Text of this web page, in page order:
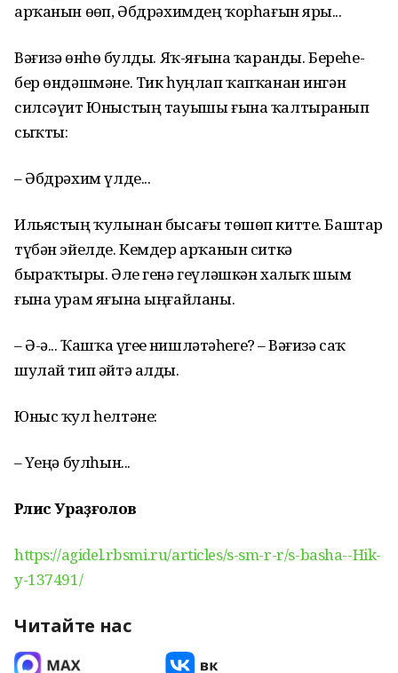
арҡанын өҙөп, Әбдрәхимдең ҡорһағын ярҙы...
Вәғизә өнһөҙ булды. Яҡ-яғына ҡаранды. Береһе-
бер өндәшмәне. Тик һуңлап ҡапҡанан ингән
силсәүит Юныстың тауышы ғына ҡалтыранып
сыҡты:
– Әбдрәхим үлде...
Ильястың ҡулынан бысағы төшөп китте. Баштар
түбән эйелде. Кемдер арҡанын ситкә
быраҡтырҙы. Әле генә геүләшкән халыҡ шым
ғына урам яғына ыңғайланы.
– Ә-ә... Ҡашҡа үгеҙҙе нишләтәһегеҙ? – Вәғизә саҡ
шулай тип әйтә алды.
Юныс ҡул һелтәне:
– Үҙеңә булһын...
Рәлис Ураҙғолов
https://agidel.rbsmi.ru/articles/s-sm-r-r/s-basha--Hik-
y-137491/
Читайте нас